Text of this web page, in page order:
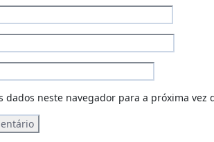
dados neste navegador para a próxima vez